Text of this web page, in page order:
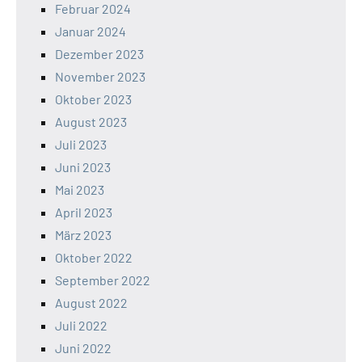
Februar 2024
Januar 2024
Dezember 2023
November 2023
Oktober 2023
August 2023
Juli 2023
Juni 2023
Mai 2023
April 2023
März 2023
Oktober 2022
September 2022
August 2022
Juli 2022
Juni 2022